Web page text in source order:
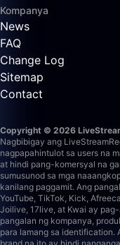
Kompanya
News
FAQ
Change Log
Sitemap
Contact
Copyright © 2026
Nagbibigay ang
nagpapahintulot sa users na
at hindi pang-komersyal na
sumusunod sa mga
kanilang paggamit. Ang
YouTube, TikTok, Kick,
Joilive, 17live, at Kwai ay
pangalan ng kompanya,
para lamang sa identification.